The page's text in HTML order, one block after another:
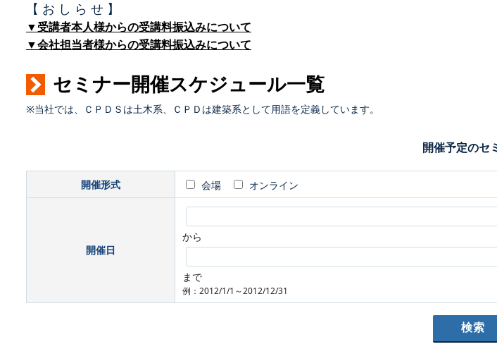
【 お し ら せ 】
▼受講者本人様からの受講料振込みについて
▼会社担当者様からの受講料振込みについて
セミナー開催スケジュール一覧
※当社では、ＣＰＤＳは土木系、ＣＰＤは建築系として用語を定義しています。
開催予定のセ
開催形式 会場 オンライン
開催日
から
まで
例：2012/1/1～2012/12/31